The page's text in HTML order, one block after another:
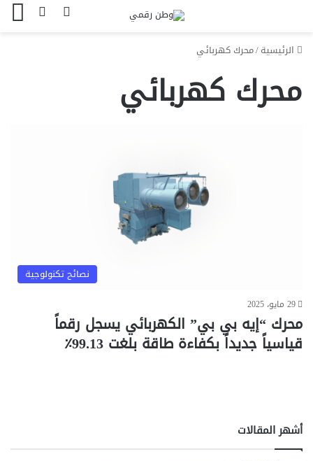
بحث عنالوضع
الرئيسية/محرك كهربائي
محرك كهربائي
نصائح تكنولوجية
29 مايو، 2025
محرك “إيه بي بي” الكهربائي يسجل رقماً
قياسياً جديداً بكفاءة طاقة بلغت 99.13٪
أشهر المقالات